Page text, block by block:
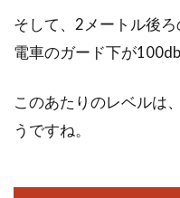
そして、2メートル後
電車のガード下が100db
このあたりのレベルは
うですね。